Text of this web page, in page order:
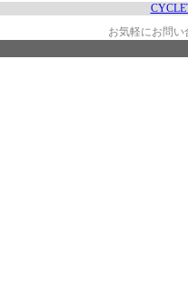
お気軽にお問い